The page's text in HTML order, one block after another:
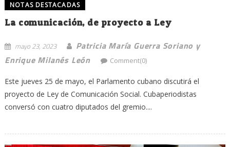
NOTAS DESTACADAS
La comunicación, de proyecto a Ley
mayo 23, 2023
Patricia María Guerra Soriano y
Enrique Milanés León
Comment(0)
Este jueves 25 de mayo, el Parlamento cubano discutirá el
proyecto de Ley de Comunicación Social. Cubaperiodistas
conversó con cuatro diputados del gremio....